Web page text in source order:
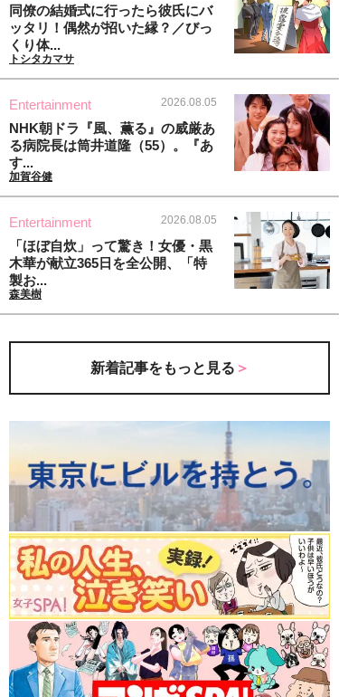
同僚の結婚式に行ったら彼氏にバ
ッタリ！偶然が招いた縁？／びっ
くり体...
トシタカマサ
Entertainment 2026.08.05
NHK朝ドラ『風、薫る』の威厳あ
る病院長は筒井道隆（55）。『あ
す...
加賀谷健
Entertainment 2026.08.05
「ほぼ自炊」って驚き！女優・黒
木華が献立365日を全公開、「特
製お...
森美樹
新着記事をもっと見る